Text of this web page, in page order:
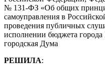
№ 131-ФЗ «Об общих
самоуправления в
проведения публичных
исполнении бюджета города
городская Дума
РЕШИЛА: